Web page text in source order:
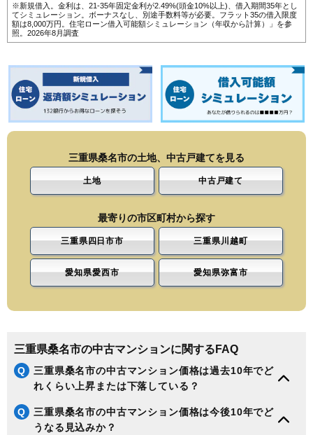
※新規借入。金利は、21-35年固定金利が2.49%(頭金10%以上)、借入期間35年とし
てシミュレーション。ボーナスなし、別途手数料等が必要。フラット35の借入限度
額は8,000万円。 住宅ローン借入可能額シミュレーション（年収から計算）
」を参
照。2026年8月調査
三重県桑名市の土地、中古戸建てを見る
土地 中古戸建て
最寄りの市区町村から探す
三重県四日市市 三重県川越町
愛知県愛西市 愛知県弥富市
三重県桑名市の中古マンションに関するFAQ
Q
三重県桑名市の中古マンション価格は過去10年でど
れくらい上昇または下落している？
Q
三重県桑名市の中古マンション価格は今後10年でど
うなる見込みか？